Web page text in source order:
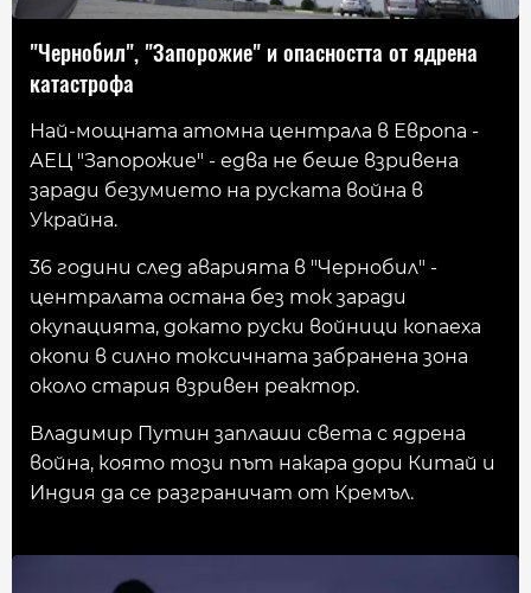
"Чернобил", "Запорожие" и опасността от ядрена
катастрофа
Най-мощната атомна централа в Европа -
АЕЦ "Запорожие" - едва не беше взривена
заради безумието на руската война в
Украйна.
36 години след аварията в "Чернобил" -
централата остана без ток заради
окупацията, докато руски войници копаеха
окопи в силно токсичната забранена зона
около стария взривен реактор.
Владимир Путин заплаши света с ядрена
война, която този път накара дори Китай и
Индия да се разграничат от Кремъл.